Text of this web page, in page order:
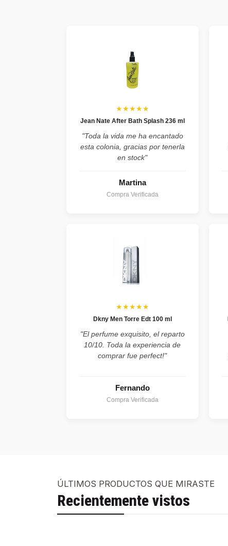
★★★★★
Jean Nate After Bath Splash 236 ml
"Toda la vida me ha encantado
esta colonia, gracias por tenerla
en stock"
Martina
Compra Verificada
★★★★★
Dkny Men Torre Edt 100 ml
"El perfume exquisito, el reparto
10/10. Toda la experiencia de
comprar fue perfect!"
Fernando
Compra Verificada
ÚLTIMOS PRODUCTOS QUE MIRASTE
Recientemente vistos